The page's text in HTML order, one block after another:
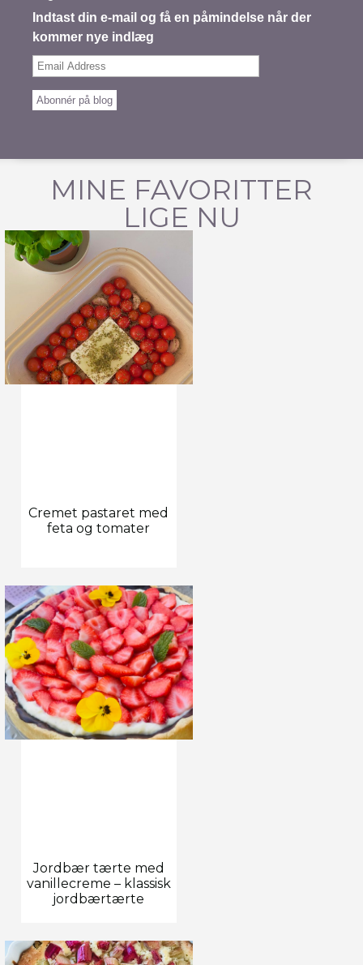
Indtast din e-mail og få en påmindelse når der
kommer nye indlæg
Email
Abonnér på blog
MINE FAVORITTER
LIGE NU
Cremet pastaret med
feta og tomater
Jordbær tærte med
vanillecreme – klassisk
jordbærtærte